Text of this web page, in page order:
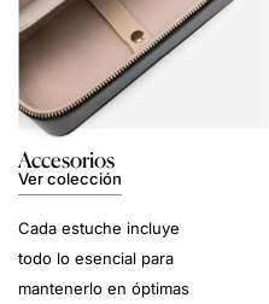
Accesorios
Ver colección
Cada estuche incluye
todo lo esencial para
mantenerlo en óptimas